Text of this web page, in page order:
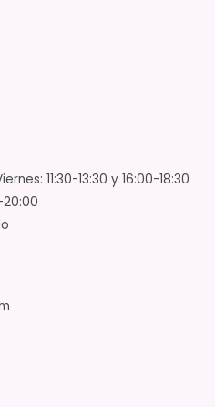
11:30-13:30 y 16:00-18:30
20:00